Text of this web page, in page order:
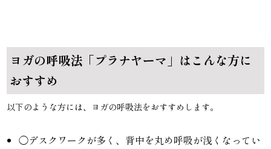
ヨガの呼吸法「プラナヤーマ」はこんな方に
おすすめ
以下のような方には、ヨガの呼吸法をおすすめします。
◯デスクワークが多く、背中を丸め呼吸が浅くなってい